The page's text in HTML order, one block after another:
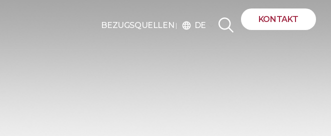
BEZUGSQUELLEN language DE
KONTAKT